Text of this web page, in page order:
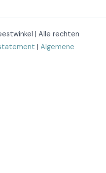
| Alle rechten
| Algemene